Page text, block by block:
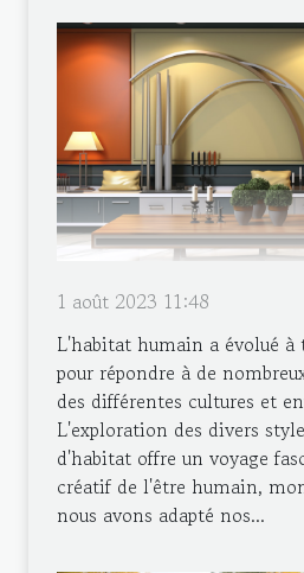
1 août 2023 11:48
L'habitat humain a évolué à
pour répondre à de
des différentes cultures et
L'exploration des divers
d'habitat offre un voyage
créatif de l'être humain,
nous avons adapté nos...